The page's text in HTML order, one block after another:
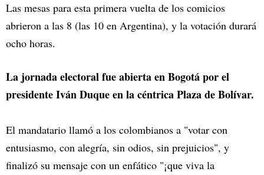
Las mesas para esta primera vuelta de los comicios
abrieron a las 8 (las 10 en Argentina), y la votación durará
ocho horas.
La jornada electoral fue abierta en Bogotá por el
presidente Iván Duque en la céntrica Plaza de Bolívar.
El mandatario llamó a los colombianos a "votar con
entusiasmo, con alegría, sin odios, sin prejuicios", y
finalizó su mensaje con un enfático "¡que viva la